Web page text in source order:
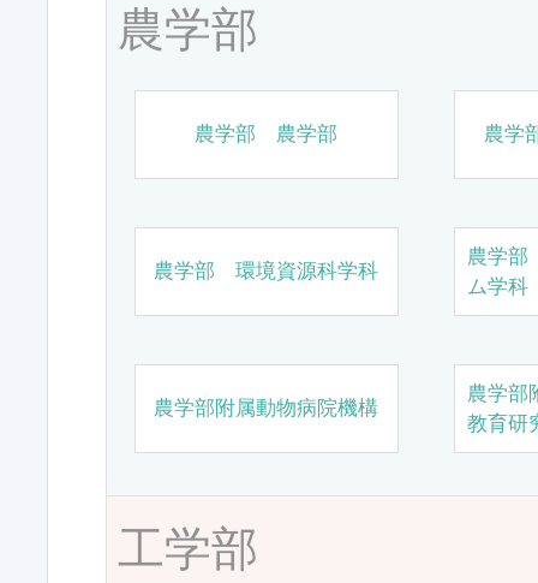
農学部
農学部 農学部 農学
農学部 環境資源科学科
農学
ム学科
農学部附属動物病院機構
農学部
教育研
工学部